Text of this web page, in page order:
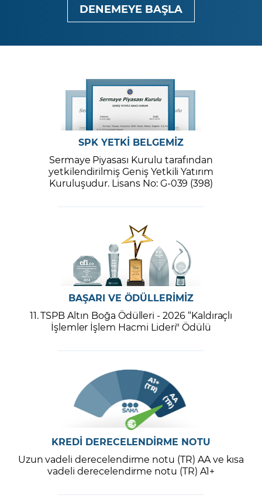
DENEMEYE BAŞLA
SPK YETKİ BELGEMİZ
Sermaye Piyasası Kurulu tarafından
yetkilendirilmiş Geniş Yetkili Yatırım
Kuruluşudur. Lisans No: G-039 (398)
BAŞARI VE ÖDÜLLERİMİZ
11. TSPB Altın Boğa Ödülleri - 2026 “Kaldıraçlı
İşlemler İşlem Hacmi Lideri" Ödülü
KREDİ DERECELENDİRME NOTU
Uzun vadeli derecelendirme notu (TR) AA ve kısa
vadeli derecelendirme notu (TR) A1+